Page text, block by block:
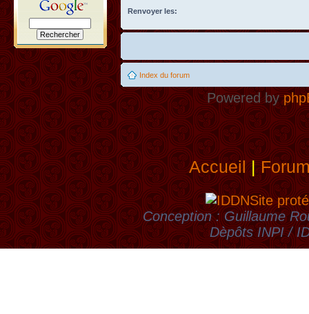
Renvoyer les:
Index du forum
Powered by
Accueil|
Site
Conception : Guillaume
Dèpôts INPI /